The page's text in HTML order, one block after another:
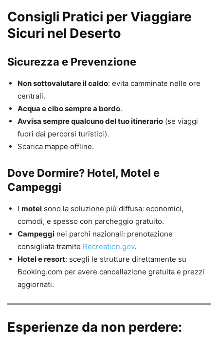
Consigli Pratici per Viaggiare
Sicuri nel Deserto
Sicurezza e Prevenzione
Non sottovalutare il caldo: evita camminate nelle ore
centrali.
Acqua e cibo sempre a bordo.
Avvisa sempre qualcuno del tuo itinerario (se viaggi
fuori dai percorsi turistici).
Scarica mappe offline.
Dove Dormire? Hotel, Motel e
Campeggi
I motel sono la soluzione più diffusa: economici,
comodi, e spesso con parcheggio gratuito.
Campeggi nei parchi nazionali: prenotazione
consigliata tramite Recreation.gov.
Hotel e resort: scegli le strutture direttamente su
Booking.com per avere cancellazione gratuita e prezzi
aggiornati.
Esperienze da non perdere: